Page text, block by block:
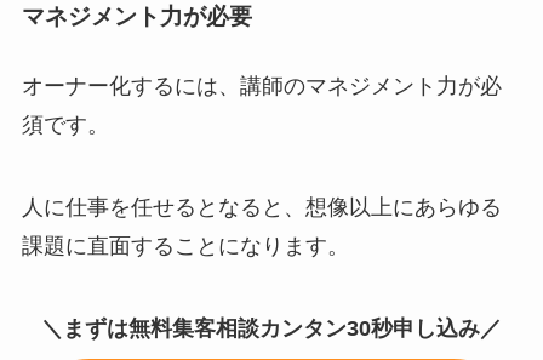
マネジメント力が必要
オーナー化するには、講師のマネジメント力が必
須です。
人に仕事を任せるとなると、想像以上にあらゆる
課題に直面することになります。
＼まずは無料集客相談カンタン30秒申し込み／